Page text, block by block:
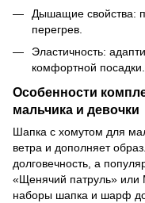
Дышащие свойства:
перегрев.
Эластичность:
комфортной посадки.
Особенности
мальчика и девочки
Шапка с хомутом для
ветра и дополняет
долговечность, а
«Щенячий патруль» или
наборы шапка и шарф